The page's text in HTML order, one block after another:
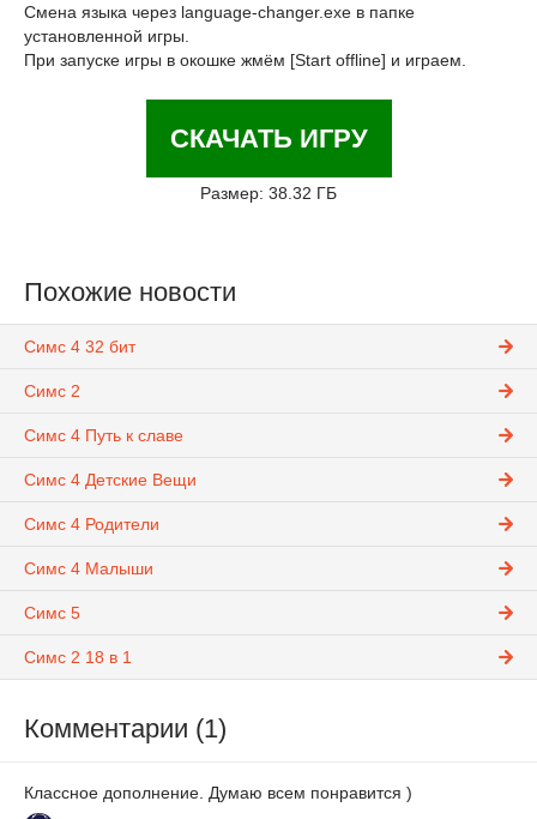
Смена языка через language-changer.exe в папке
установленной игры.
При запуске игры в окошке жмём [Start offline] и играем.
СКАЧАТЬ ИГРУ
Размер: 38.32 ГБ
Похожие новости
Симс 4 32 бит
Симс 2
Симс 4 Путь к славе
Симс 4 Детские Вещи
Симс 4 Родители
Симс 4 Малыши
Симс 5
Симс 2 18 в 1
Комментарии (1)
Классное дополнение. Думаю всем понравится )